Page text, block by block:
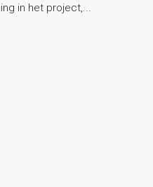
in het project,...